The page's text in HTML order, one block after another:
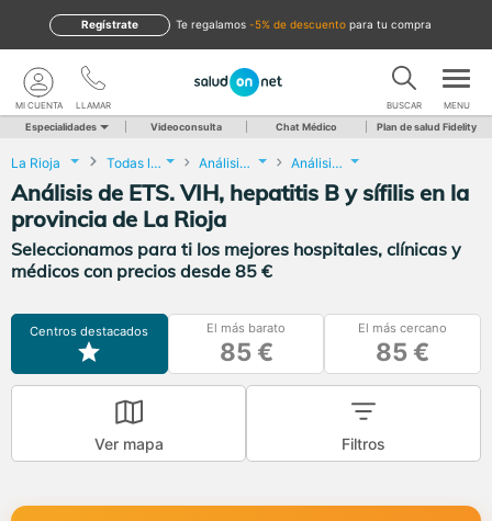
te regalamos -5% de descuento para tu compra
Regístrate
LLAMAR
MI CUENTA BUSCAR MENU
Especialidades Videoconsulta Chat Médico Plan de salud Fidelity
La Rioja Todas las localidades Análisis Clínicos Análisis de ETS. VIH, hepatitis B y sífilis
Análisis de ETS. VIH, hepatitis B y sífilis en la
provincia de La Rioja
Seleccionamos para ti los mejores hospitales, clínicas y
médicos con precios desde 85 €
Centros destacados El más barato
85 €
El más cercano
85 €
Ver mapa Filtros